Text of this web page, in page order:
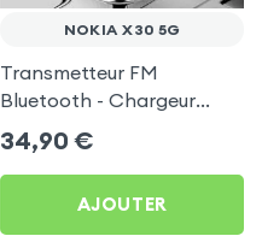
NOKIA X30 5G
Transmetteur FM
Bluetooth - Chargeur
Voiture USB C + USB -
Swissten
34,90 €
AJOUTER